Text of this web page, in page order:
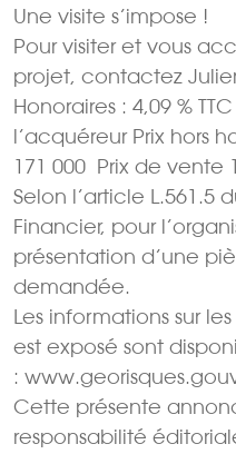
Une visite s’impose !
Pour visiter et vous
projet, contactez Julien
Honoraires : 4,09 %
l’acquéreur Prix hors
171 000  Prix de vente
Selon l’article L.561.5
Financier, pour
présentation d’une
demandée.
Les informations sur
est exposé sont
:
Cette présente
responsabilité